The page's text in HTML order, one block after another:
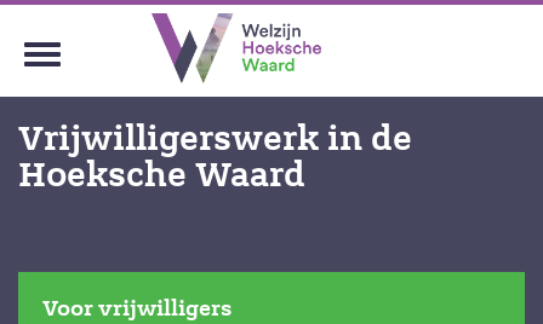
Vrijwilligerswerk in de
Hoeksche Waard
Voor vrijwilligers